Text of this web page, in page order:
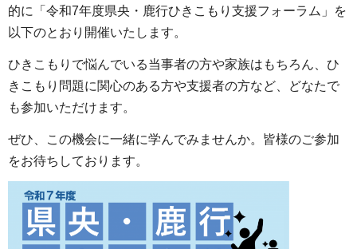
的に「令和7年度県央・鹿行ひきこもり支援フォーラム」を
以下のとおり開催いたします。
ひきこもりで悩んでいる当事者の方や家族はもちろん、ひ
きこもり問題に関心のある方や支援者の方など、どなたで
も参加いただけます。
ぜひ、この機会に一緒に学んでみませんか。皆様のご参加
をお待ちしております。